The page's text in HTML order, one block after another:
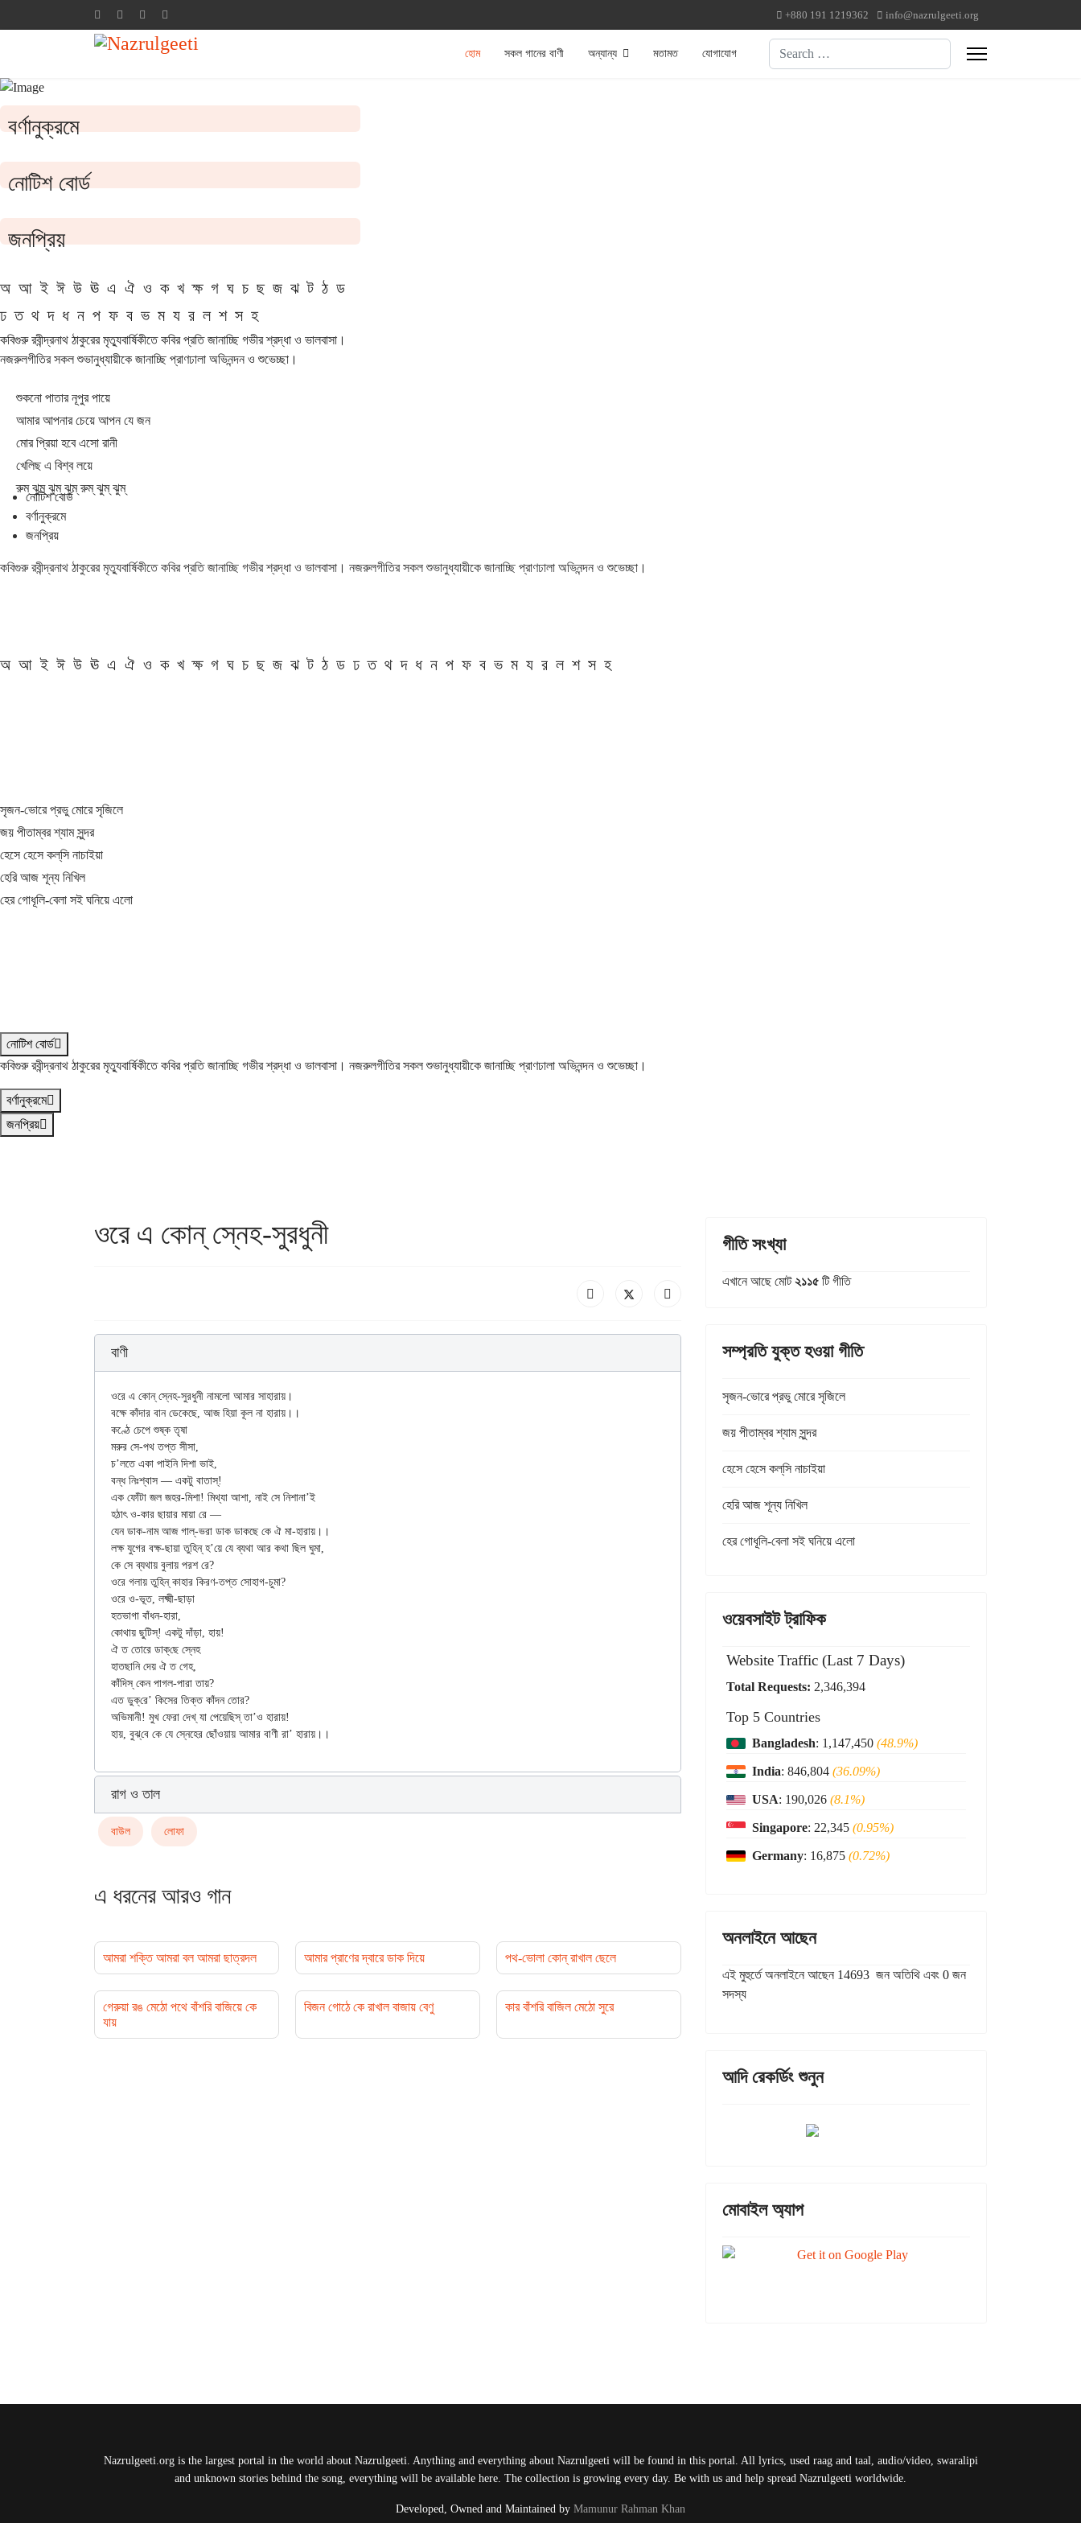
+880 191 1219362 info@nazrulgeeti.org
হোম সকল গানের বাণী অন্যান্য মতামত যোগাযোগ Search
বর্ণানুক্রমে
নোটিশ বোর্ড
জনপ্রিয়
অ আ ই ঈ উ ঊ এ ঐ ও ক খ ক্ষ গ ঘ চ ছ জ ঝ ট ঠ ড
ঢ ত থ দ ধ ন প ফ ব ভ ম য র ল শ স হ
কবিগুরু রবীন্দ্রনাথ ঠাকুরের মৃত্যুবার্ষিকীতে কবির প্রতি জানাচ্ছি গভীর শ্রদ্ধা ও ভালবাসা।
নজরুলগীতির সকল শুভানুধ্যায়ীকে জানাচ্ছি প্রাণঢালা অভিনন্দন ও শুভেচ্ছা।
শুকনো পাতার নূপুর পায়ে
আমার আপনার চেয়ে আপন যে জন
মোর প্রিয়া হবে এসো রানী
খেলিছ এ বিশ্ব লয়ে
রুম্ ঝুম্ ঝুম্ ঝুম্ রুম্ ঝুম্ ঝুম্
নোটিশ বোর্ড
বর্ণানুক্রমে
জনপ্রিয়
কবিগুরু রবীন্দ্রনাথ ঠাকুরের মৃত্যুবার্ষিকীতে কবির প্রতি জানাচ্ছি গভীর শ্রদ্ধা ও ভালবাসা। নজরুলগীতির সকল শুভানুধ্যায়ীকে জানাচ্ছি প্রাণঢালা অভিনন্দন ও শুভেচ্ছা।
অ আ ই ঈ উ ঊ এ ঐ ও ক খ ক্ষ গ ঘ চ ছ জ ঝ ট ঠ ড ঢ ত থ দ ধ ন প ফ ব ভ ম য র ল শ স হ
সৃজন-ভোরে প্রভু মোরে সৃজিলে
জয় পীতাম্বর শ্যাম সুন্দর
হেসে হেসে কল্‌সি নাচাইয়া
হেরি আজ শূন্য নিখিল
হের গোধূলি-বেলা সই ঘনিয়ে এলো
নোটিশ বোর্ড
কবিগুরু রবীন্দ্রনাথ ঠাকুরের মৃত্যুবার্ষিকীতে কবির প্রতি জানাচ্ছি গভীর শ্রদ্ধা ও ভালবাসা। নজরুলগীতির সকল শুভানুধ্যায়ীকে জানাচ্ছি প্রাণঢালা অভিনন্দন ও শুভেচ্ছা।
বর্ণানুক্রমে
জনপ্রিয়
ওরে এ কোন্ স্নেহ-সুরধুনী
বাণী
ওরে এ কোন্ স্নেহ-সুরধুনী নামলো আমার সাহারায়।
বক্ষে কাঁদার বান ডেকেছে, আজ হিয়া কূল না হারায়।।
কণ্ঠে চেপে শুষ্ক তৃষা
মরুর সে-পথ তপ্ত সীসা,
চ’লতে একা পাইনি দিশা ভাই,
বন্ধ নিঃশ্বাস — একটু বাতাস্!
এক ফোঁটা জল জহর-মিশা! মিথ্যা আশা, নাই সে নিশানা’ই
হঠাৎ ও-কার ছায়ার মায়া রে —
যেন ডাক-নাম আজ গাল্-ভরা ডাক ডাকছে কে ঐ মা-হারায়।।
লক্ষ যুগের বক্ষ-ছায়া তুহিন্ হ’য়ে যে ব্যথা আর কথা ছিল ঘুমা,
কে সে ব্যথায় বুলায় পরশ রে?
ওরে গলায় তুহিন্ কাহার কিরণ-তপ্ত সোহাগ-চুমা?
ওরে ও-ভূত, লক্ষ্মী-ছাড়া
হতভাগা বাঁধন-হারা,
কোথায় ছুটিস্! একটু দাঁড়া, হায়!
ঐ ত তোরে ডাক্‌ছে স্নেহ
হাতছানি দেয় ঐ ত গেহ,
কাঁদিস্ কেন পাগল-পারা তায়?
এত ডুক্‌রে’ কিসের তিক্ত কাঁদন তোর?
অভিমানী! মুখ ফেরা দেখ্ যা পেয়েছিস্ তা’ও হারায়!
রাগ ও তাল
বাউল লোফা
এ ধরনের আরও গান
আমরা শক্তি আমরা বল আমরা ছাত্রদল আমার প্রাণের দ্বারে ডাক দিয়ে পথ-ভোলা কোন্‌ রাখাল ছেলে
গেরুয়া রঙ মেঠো পথে বাঁশরি বাজিয়ে কে
যায়
বিজন গোঠে কে রাখাল বাজায় বেণু কার বাঁশরি বাজিল মেঠো সুরে
গীতি সংখ্যা
এখানে আছে মোট২১১৫ টি গীতি
সম্প্রতি যুক্ত হওয়া গীতি
সৃজন-ভোরে প্রভু মোরে সৃজিলে
জয় পীতাম্বর শ্যাম সুন্দর
হেসে হেসে কল্‌সি নাচাইয়া
হেরি আজ শূন্য নিখিল
হের গোধূলি-বেলা সই ঘনিয়ে এলো
ওয়েবসাইট ট্রাফিক
Website Traffic (Last 7 Days)
Total Requests: 2,346,394
Top 5 Countries
Bangladesh: 1,147,450 (48.9%)
India: 846,804 (36.09%)
USA: 190,026 (8.1%)
Singapore: 22,345 (0.95%)
Germany: 16,875 (0.72%)
অনলাইনে আছেন
এই মুহুর্তে অনলাইনে আছেন 14693 জন অতিথি এবং 0 জন
সদস্য
আদি রেকর্ডিং শুনুন
মোবাইল অ্যাপ
Nazrulgeeti.org is the largest portal in the world about Nazrulgeeti. Anything and everything about Nazrulgeeti will be found in this portal. All lyrics, used raag and taal, audio/video, swaralipi
and unknown stories behind the song, everything will be available here. The collection is growing every day. Be with us and help spread Nazrulgeeti worldwide.
Developed, Owned and Maintained by Mamunur Rahman Khan